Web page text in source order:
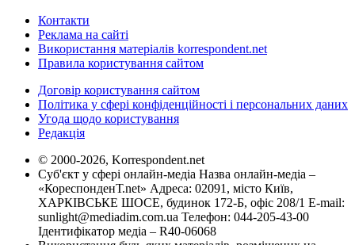
Контакти
Реклама на сайті
Використання матеріалів korrespondent.net
Правила користування сайтом
Договір користування сайтом
Політика у сфері конфіденційності і персональних даних
Угода щодо користування
Редакція
© 2000-2026, Korrespondent.net
Суб'єкт у сфері онлайн-медіа Назва онлайн-медіа –
«КореспонденТ.net» Адреса: 02091, місто Київ,
ХАРКІВСЬКЕ ШОСЕ, будинок 172-Б, офіс 208/1 E-mail:
sunlight@mediadim.com.ua Телефон: 044-205-43-00
Ідентифікатор медіа – R40-06068